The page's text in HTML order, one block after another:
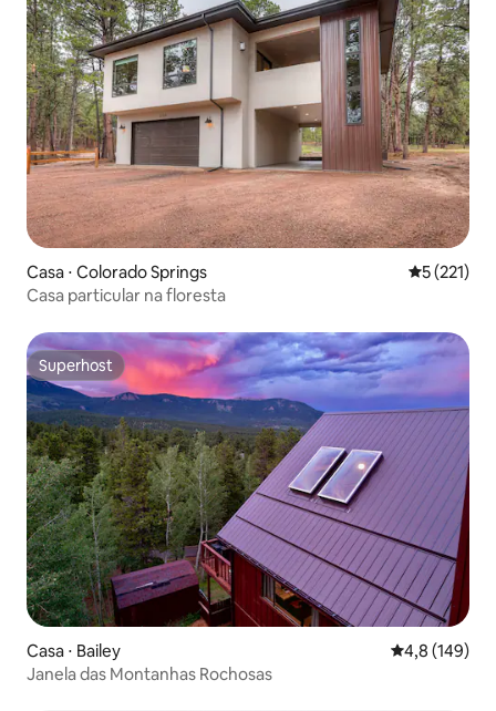
Casa ⋅ Colorado Springs 5 de uma
5 (221)
Casa particular na floresta
Superhost
Superhost
Casa ⋅ Bailey 4,8 de uma
4,8 (149)
Janela das Montanhas Rochosas